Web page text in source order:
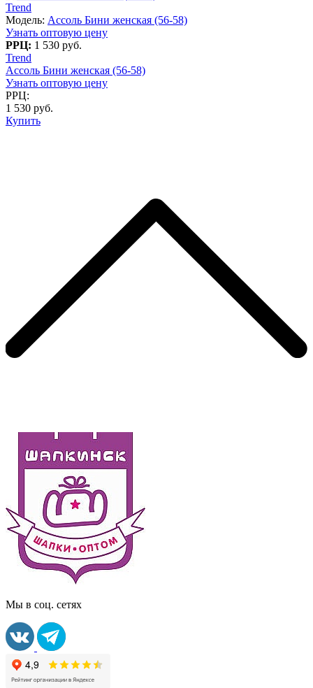
Trend
Модель: Ассоль Бини женская (56-58)
Узнать оптовую цену
РРЦ: 1 530 руб.
Trend
Ассоль Бини женская (56-58)
Узнать оптовую цену
РРЦ:
1 530 руб.
Купить
Мы в соц. сетях